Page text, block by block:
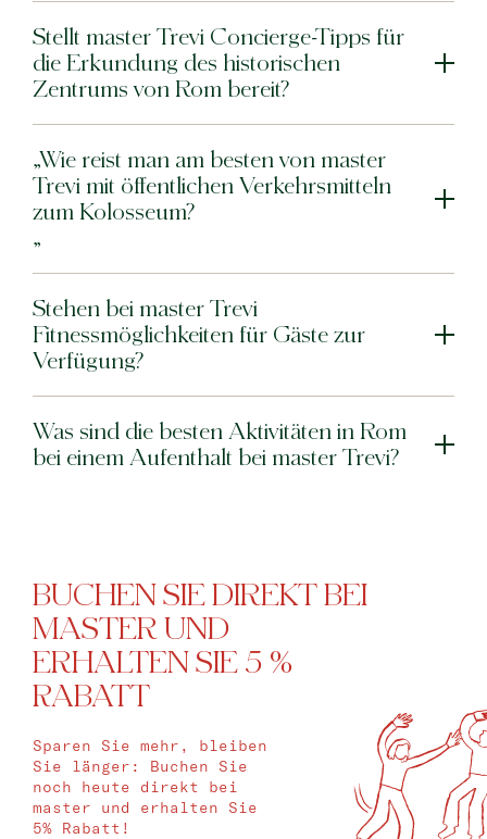
Stellt master Trevi Concierge-Tipps für
die Erkundung des historischen
Zentrums von Rom bereit?
„Wie reist man am besten von master
Trevi mit öffentlichen Verkehrsmitteln
zum Kolosseum?
„
Stehen bei master Trevi
Fitnessmöglichkeiten für Gäste zur
Verfügung?
Was sind die besten Aktivitäten in Rom
bei einem Aufenthalt bei master Trevi?
BUCHEN SIE DIREKT BEI
MASTER UND
ERHALTEN SIE 5 %
RABATT
Sparen Sie mehr, bleiben
Sie länger: Buchen Sie
noch heute direkt bei
master und erhalten Sie
5% Rabatt!